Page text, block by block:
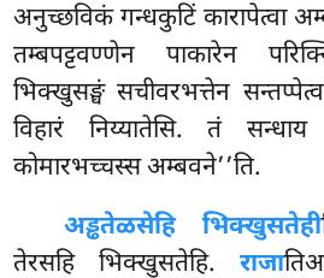
अनुच्छविकं गन्धकुटिं कारापेत्वा
तम्बपट्टवण्णेन पाकारेन
भिक्खुसङ्घं सचीवरभत्तेन
विहारं निय्यातेसि. तं
कोमारभच्चस्स अम्बवने’’ति.
अड्ढतेळसेहि भिक्खुसतेही
तेरसहि भिक्खुसतेहि. राजा